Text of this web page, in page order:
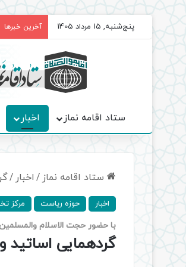
پنج‌شنبه, 15 مرداد 1405 آخرین خبرها
ستاد اقامه نماز اخبار
ستاد اقامه نماز / اخبار /
اخبار حوزه ریاست مرکز
با حضور حجت الاسلام والمسلمین
گردهمایی اساتید